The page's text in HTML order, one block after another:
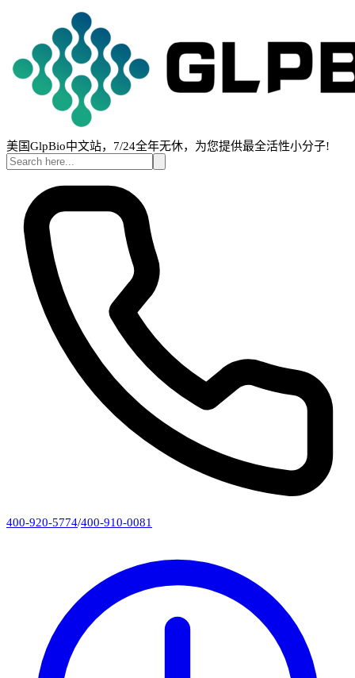
美国GlpBio中文站，7/24全年无休，为您提供最全活性小分子!
400-920-5774/400-910-0081